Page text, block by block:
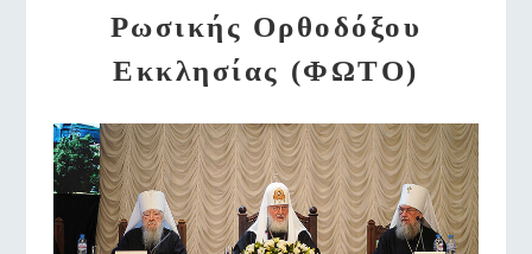
Ρωσικής Ορθοδόξου
Εκκλησίας (ΦΩΤΟ)